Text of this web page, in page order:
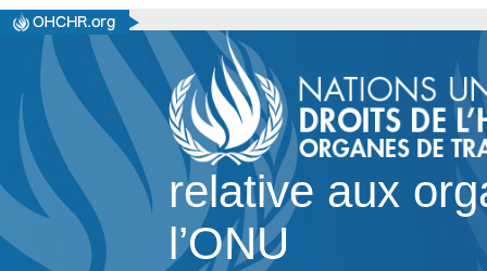
relative aux
l’ONU